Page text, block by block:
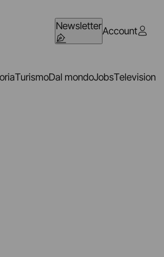
NewsletterAccount
TurismoDal mondoJobsTelevision